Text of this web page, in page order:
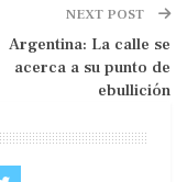
funeral
a su director
de “sin
NEXT POST
Argentina: La calle se
acerca a su punto de
ebullición